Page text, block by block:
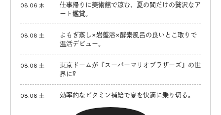
08.06 木
仕事帰りに美術館で涼む、夏の間だけの贅沢なア
ート鑑賞。
08.08 土
よもぎ蒸し×岩盤浴×酵素風呂の良いとこ取りで
温活デビュー。
08.08 土
東京ドームが『スーパーマリオブラザーズ』の世
界に⁉︎
08.08 土 効率的なビタミン補給で夏を快適に乗り切る。